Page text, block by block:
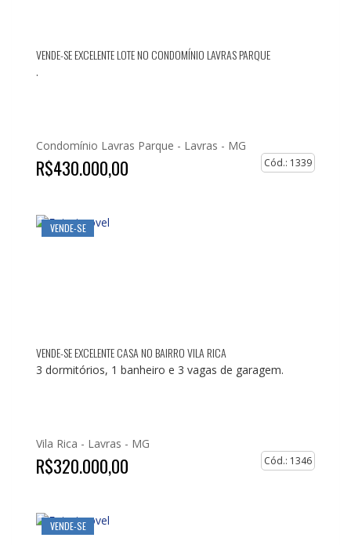
VENDE-SE EXCELENTE LOTE NO CONDOMÍNIO LAVRAS PARQUE
.
Condomínio Lavras Parque - Lavras - MG
R$430.000,00 Cód.: 1339
VENDE-SE
VENDE-SE EXCELENTE CASA NO BAIRRO VILA RICA
3 dormitórios, 1 banheiro e 3 vagas de garagem.
Vila Rica - Lavras - MG
R$320.000,00 Cód.: 1346
VENDE-SE